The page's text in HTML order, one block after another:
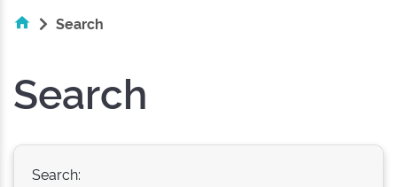
Search
Search
Search: